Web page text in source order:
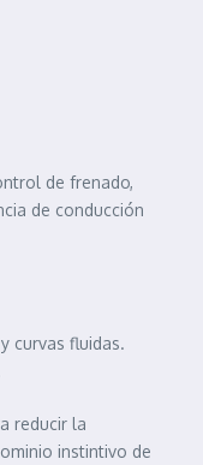
de frenado,
de conducción
curvas fluidas.
reducir la
instintivo de